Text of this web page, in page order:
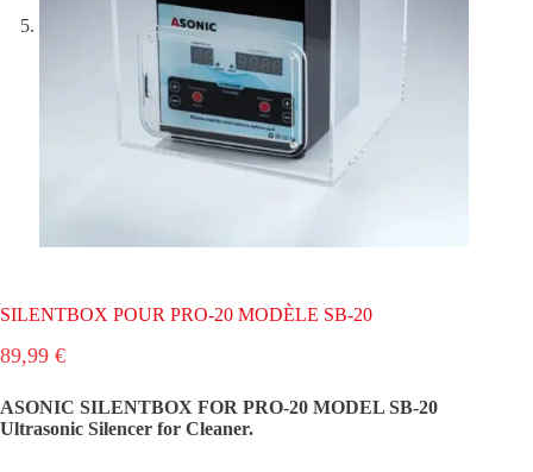
SILENTBOX POUR PRO-20 MODÈLE SB-20
89,99 €
ASONIC SILENTBOX FOR PRO-20 MODEL SB-20
Ultrasonic Silencer for Cleaner.